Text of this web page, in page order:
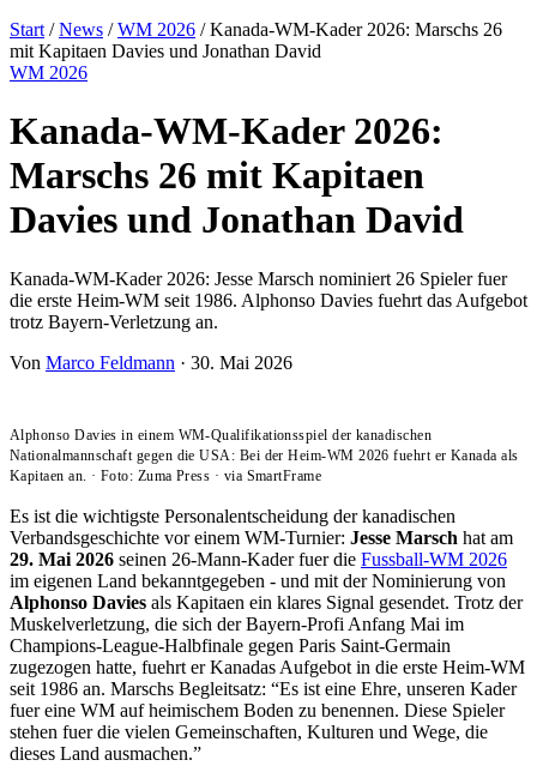
Start /News /WM 2026 /Kanada-WM-Kader 2026: Marschs 26
mit Kapitaen Davies und Jonathan David
WM 2026
Kanada-WM-Kader 2026:
Marschs 26 mit Kapitaen
Davies und Jonathan David
Kanada-WM-Kader 2026: Jesse Marsch nominiert 26 Spieler fuer
die erste Heim-WM seit 1986. Alphonso Davies fuehrt das Aufgebot
trotz Bayern-Verletzung an.
Von Marco Feldmann · 30. Mai 2026
Alphonso Davies in einem WM-Qualifikationsspiel der kanadischen
Nationalmannschaft gegen die USA: Bei der Heim-WM 2026 fuehrt er Kanada als
Kapitaen an. · Foto: Zuma Press · via SmartFrame
Es ist die wichtigste Personalentscheidung der kanadischen
Verbandsgeschichte vor einem WM-Turnier: Jesse Marsch hat am
29. Mai 2026 seinen 26-Mann-Kader fuer die Fussball-WM 2026
im eigenen Land bekanntgegeben - und mit der Nominierung von
Alphonso Davies als Kapitaen ein klares Signal gesendet. Trotz der
Muskelverletzung, die sich der Bayern-Profi Anfang Mai im
Champions-League-Halbfinale gegen Paris Saint-Germain
zugezogen hatte, fuehrt er Kanadas Aufgebot in die erste Heim-WM
seit 1986 an. Marschs Begleitsatz: “Es ist eine Ehre, unseren Kader
fuer eine WM auf heimischem Boden zu benennen. Diese Spieler
stehen fuer die vielen Gemeinschaften, Kulturen und Wege, die
dieses Land ausmachen.”